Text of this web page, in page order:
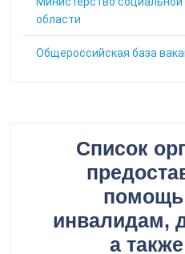
области
Общероссийская база
Список
помощь
инвалидам,
а